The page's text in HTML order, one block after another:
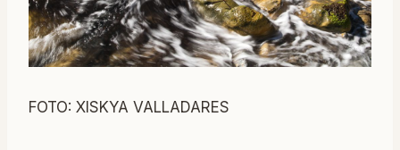
FOTO: XISKYA VALLADARES